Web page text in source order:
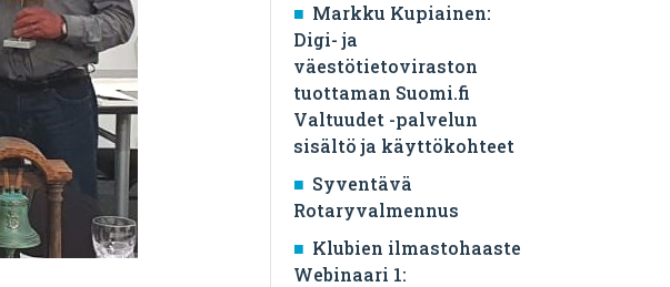
Markku Kupiainen:
Digi- ja
väestötietoviraston
tuottaman Suomi.fi
Valtuudet -palvelun
sisältö ja käyttökohteet
Syventävä
Rotaryvalmennus
Klubien ilmastohaaste
Webinaari 1: